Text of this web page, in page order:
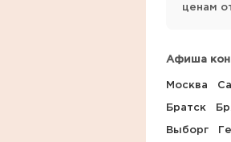
ценам
Афиша
Москва
Братск
Выборг